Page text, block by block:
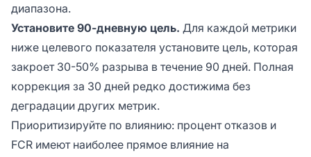
диапазона.
Установите 90-дневную цель. Для каждой метрики
ниже целевого показателя установите цель, которая
закроет 30-50% разрыва в течение 90 дней. Полная
коррекция за 30 дней редко достижима без
деградации других метрик.
Приоритизируйте по влиянию: процент отказов и
FCR имеют наиболее прямое влияние на